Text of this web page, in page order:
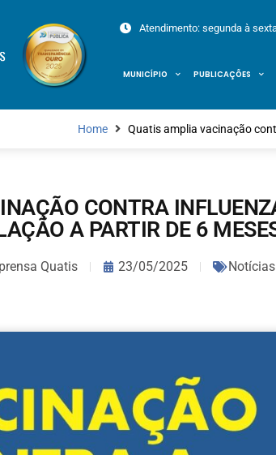
Atendimento: segunda à
MUNICÍPIO PUBLICAÇÕES
Home Quatis amplia vacinação
CONTRA
A PARTIR DE 6
Quatis 23/05/2025 Notícias